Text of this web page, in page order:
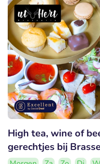
High tea, wine of
gerechtjes bij